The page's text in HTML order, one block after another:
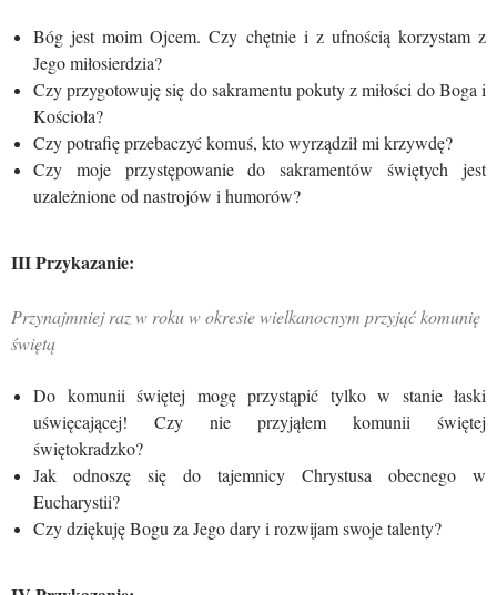
Bóg jest moim Ojcem. Czy chętnie i z ufnością korzystam z
Jego miłosierdzia?
Czy przygotowuję się do sakramentu pokuty z miłości do Boga i
Kościoła?
Czy potrafię przebaczyć komuś, kto wyrządził mi krzywdę?
Czy moje przystępowanie do sakramentów świętych jest
uzależnione od nastrojów i humorów?
III Przykazanie:
Przynajmniej raz w roku w okresie wielkanocnym przyjąć komunię
świętą
Do komunii świętej mogę przystąpić tylko w stanie łaski
uświęcającej! Czy nie przyjąłem komunii świętej
świętokradzko?
Jak odnoszę się do tajemnicy Chrystusa obecnego w
Eucharystii?
Czy dziękuję Bogu za Jego dary i rozwijam swoje talenty?